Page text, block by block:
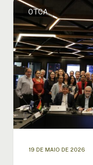
Aquíferos
amazônicos
ganham
projeto
regional
para
fortalecer
conhecimento
e
proteção
das
águas
OTCA
19 DE MAIO DE 2026